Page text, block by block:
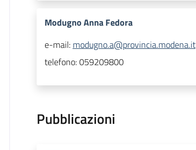
Modugno Anna Fedora
e-mail: modugno.a@provincia.modena.it
telefono:059209800
Pubblicazioni